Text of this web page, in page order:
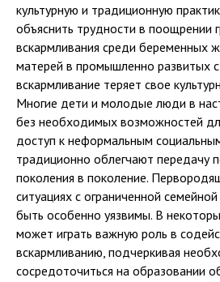
культурную и традиционную
объяснить трудности в поощрении
вскармливания среди беременных
матерей в промышленно развитых
вскармливание теряет свое
Многие дети и молодые люди в
без необходимых возможностей
доступ к неформальным
традиционно облегчают передачу
поколения в поколение.
ситуациях с ограниченной
быть особенно уязвимы. В
может играть важную роль в
вскармливанию, подчеркивая
сосредоточиться на образовании